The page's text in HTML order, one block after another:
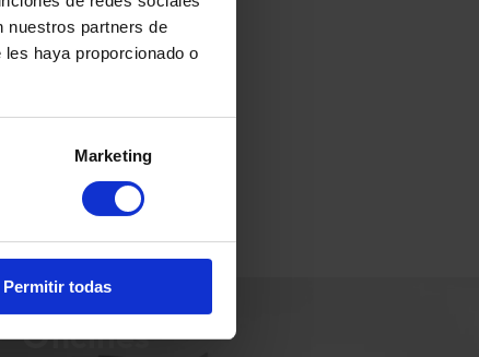
nuestros partners de
haya proporcionado o
Marketing
Permitir todas
25
VEURE DETALLS
Oficines